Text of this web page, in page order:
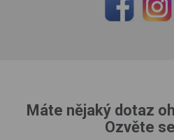
Máte nějaký dotaz
Ozvěte